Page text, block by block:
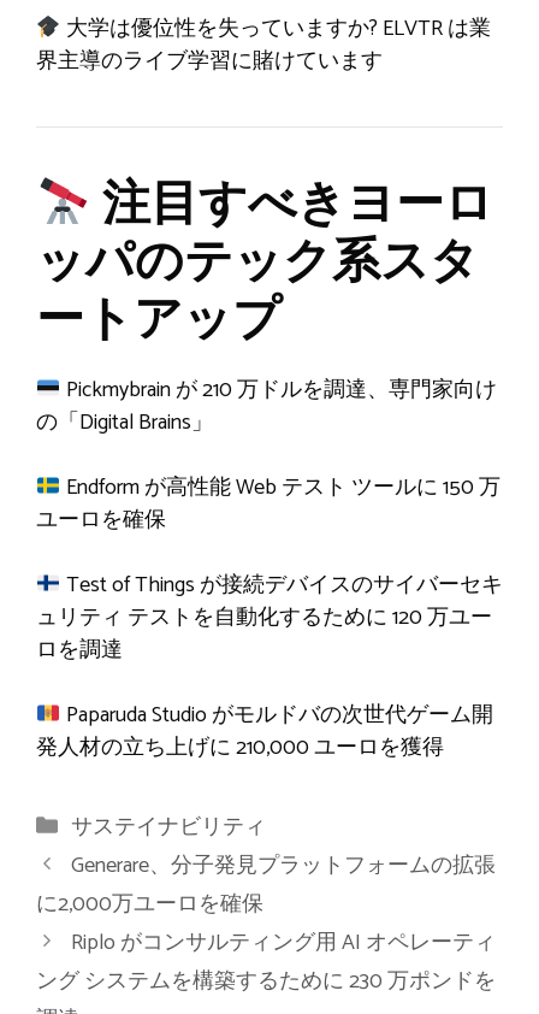
大学は優位性を失っていますか? ELVTR は業
界主導のライブ学習に賭けています
注目すべきヨーロ
ッパのテック系スタ
ートアップ
Pickmybrain が 210 万ドルを調達、専門家向け
の「Digital Brains」
Endform が高性能 Web テスト ツールに 150 万
ユーロを確保
Test of Things が接続デバイスのサイバーセキ
ュリティ テストを自動化するために 120 万ユー
ロを調達
Paparuda Studio がモルドバの次世代ゲーム開
発人材の立ち上げに 210,000 ユーロを獲得
カ
テ
リ
ー
サステイナビリティ
Generare、分子発見プラットフォームの拡張
に2,000万ユーロを確保
Riplo がコンサルティング用 AI オペレーティ
ング システムを構築するために 230 万ポンドを